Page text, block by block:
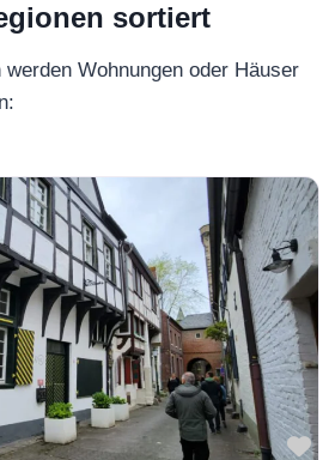
sortiert
Wohnungen oder Häuser